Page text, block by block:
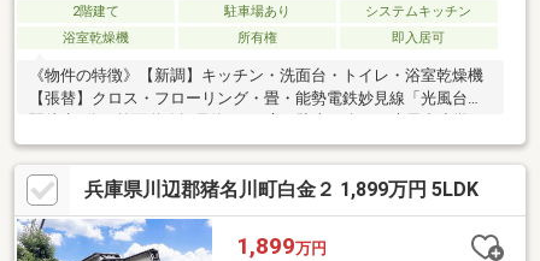
2階建て 駐車場あり
システムキッチン
浴室乾燥機
所有権 即入居可
《物件の特徴》【新調】キッチン・洗面台・トイレ・浴室乾燥機
【張替】クロス・フローリング・畳・能勢電鉄妙見線「光風台」
駅徒歩5分・前面道路幅員約6ｍと広く駐車も楽々・光風台小学
校・吉川中学校◇他社様が掲載している物件もご紹介可能◇スマ
ホユーザーの方は右下の青いボタンでお問い合わせいただければ
スムーズにご案内できます◆自己資金０円でも一戸建の購入が可
能◆住宅ローンの不安な方（年収・転職歴・年齢・他の借入な
ど）◆ご自宅までのお迎え無料サービス実施中◆担当：佐藤
兵庫県川辺郡猪名川町白金２ 1,899万円 5LDK
1,899万円